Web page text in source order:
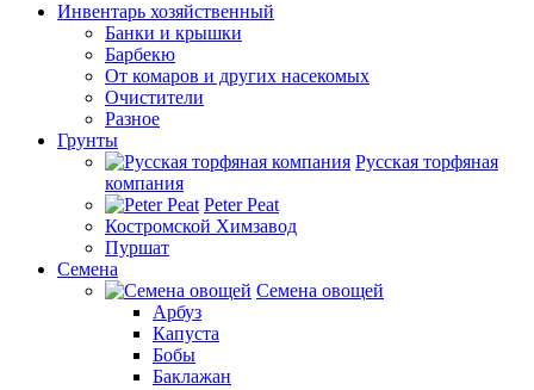
Инвентарь хозяйственный
Банки и крышки
Барбекю
От комаров и других насекомых
Очистители
Разное
Грунты
Русская торфяная
компания
Peter Peat
Костромской Химзавод
Пуршат
Семена
Семена овощей
Арбуз
Капуста
Бобы
Баклажан